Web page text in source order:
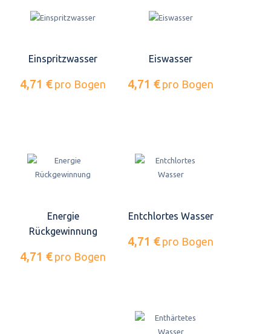
Einspritzwasser
4,71 € pro Bogen
Eiswasser
4,71 € pro Bogen
Energie
Rückgewinnung
4,71 € pro Bogen
Entchlortes Wasser
4,71 € pro Bogen